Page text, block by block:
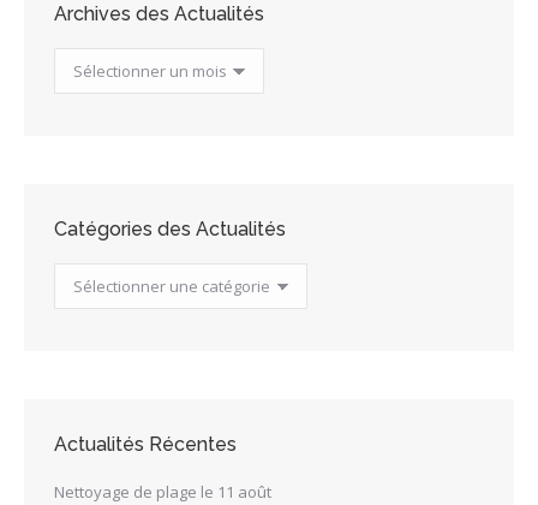
Archives des Actualités
Archives
des
Catégories des Actualités
Catégories
des
Actualités Récentes
Nettoyage de plage le 11 août